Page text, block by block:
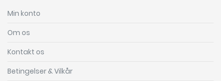
Min konto
Om os
Kontakt os
Betingelser & Vilkår